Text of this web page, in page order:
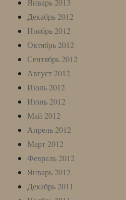
Январь 2013
Декабрь 2012
Ноябрь 2012
Октябрь 2012
Сентябрь 2012
Август 2012
Июль 2012
Июнь 2012
Май 2012
Апрель 2012
Март 2012
Февраль 2012
Январь 2012
Декабрь 2011